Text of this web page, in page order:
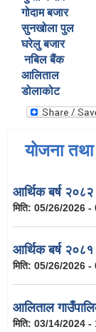
गोदाम बजार
सुनखोला पुल
घरेलु बजार
नबिल बैंक
आलिताल
डोलाकोट
योजना तथा
आर्थिक बर्ष
मिति: 05/26/2026 -
आर्थिक बर्ष
मिति: 05/26/2026 -
आलिताल
मिति: 03/14/2024 -